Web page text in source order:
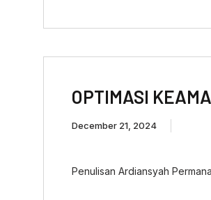
OPTIMASI
December 21, 2024
Penulisan Ardiansyah